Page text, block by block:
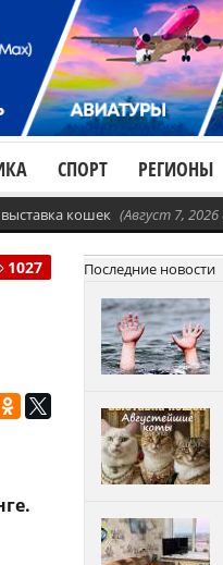
СПОРТ РЕГИОНЫ
кошек (Август 7, 2026
1027 Последние новости